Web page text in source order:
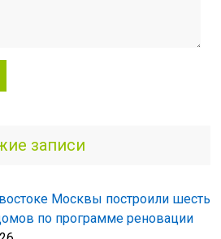
записи
Москвы построили шесть
по программе реновации